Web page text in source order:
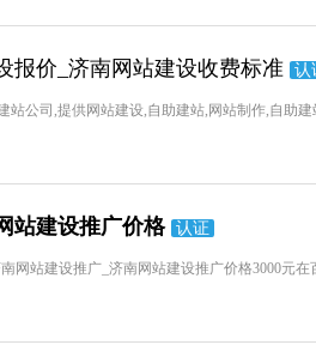
报价_济南网站建设收费标准 认
站公司,提供网站建设,自助建站,网站制作,自助建
站建设推广价格 认证
网站建设推广_济南网站建设推广价格3000元